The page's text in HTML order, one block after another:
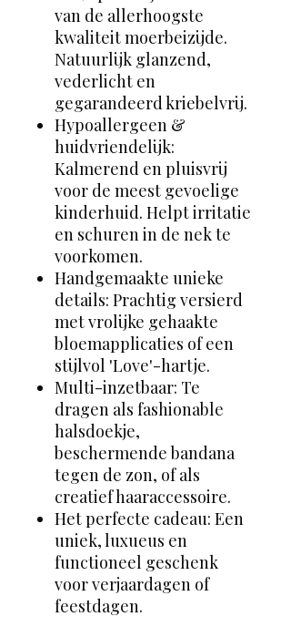
van de allerhoogste
kwaliteit moerbeizijde.
Natuurlijk glanzend,
vederlicht en
gegarandeerd kriebelvrij.
Hypoallergeen &
huidvriendelijk:
Kalmerend en pluisvrij
voor de meest gevoelige
kinderhuid. Helpt irritatie
en schuren in de nek te
voorkomen.
Handgemaakte unieke
details: Prachtig versierd
met vrolijke gehaakte
bloemapplicaties of een
stijlvol 'Love'-hartje.
Multi-inzetbaar: Te
dragen als fashionable
halsdoekje,
beschermende bandana
tegen de zon, of als
creatief haaraccessoire.
Het perfecte cadeau: Een
uniek, luxueus en
functioneel geschenk
voor verjaardagen of
feestdagen.